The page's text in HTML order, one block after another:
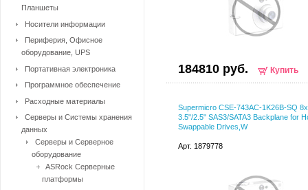
184810 руб. Купить
Supermicro CSE-743AC-1K26B-SQ 8x
3.5"/2.5" SAS3/SATA3 Backplane for
Swappable Drives,W
Арт. 1879778
Планшеты
Носители информации
Периферия, Офисное
оборудование, UPS
Портативная электроника
Программное обеспечение
Расходные материалы
Серверы и Системы хранения
данных
Серверы и Серверное
оборудование
ASRock Серверные
платформы